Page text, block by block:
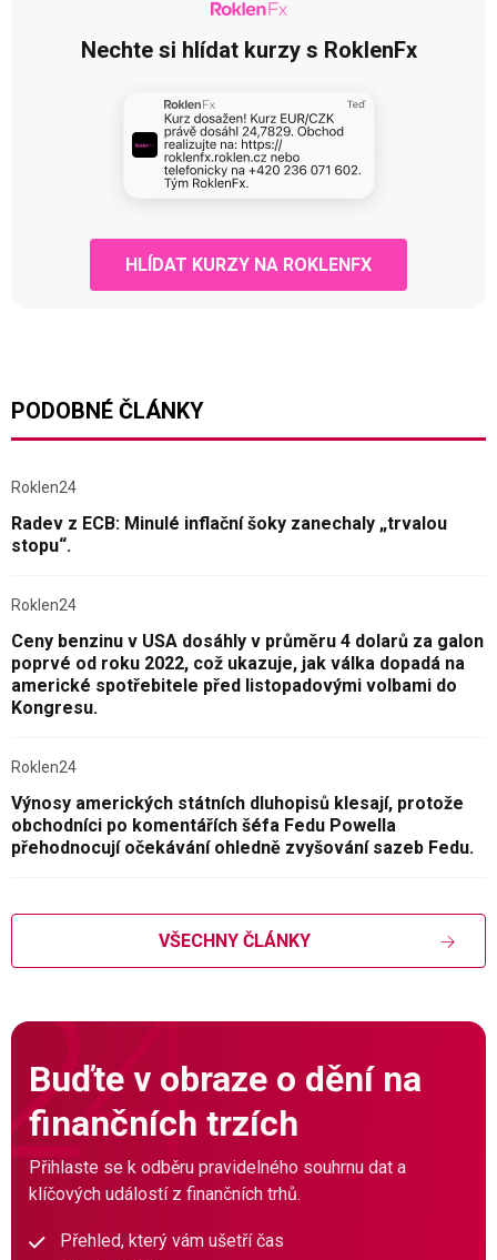
Nechte si hlídat kurzy s RoklenFx
HLÍDAT KURZY NA ROKLENFX
PODOBNÉ ČLÁNKY
Roklen24
Radev z ECB: Minulé inflační šoky zanechaly „trvalou
stopu“.
Roklen24
Ceny benzinu v USA dosáhly v průměru 4 dolarů za galon
poprvé od roku 2022, což ukazuje, jak válka dopadá na
americké spotřebitele před listopadovými volbami do
Kongresu.
Roklen24
Výnosy amerických státních dluhopisů klesají, protože
obchodníci po komentářích šéfa Fedu Powella
přehodnocují očekávání ohledně zvyšování sazeb Fedu.
VŠECHNY ČLÁNKY
Buďte v obraze o dění na
finančních trzích
Přihlaste se k odběru pravidelného souhrnu dat a
klíčových událostí z finančních trhů.
Přehled, který vám ušetří čas